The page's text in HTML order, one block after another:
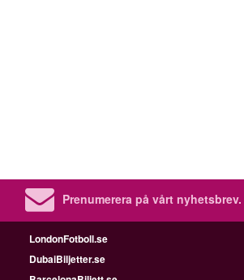
Prenumerera på vårt nyhetsbrev.
LondonFotboll.se
DubaiBiljetter.se